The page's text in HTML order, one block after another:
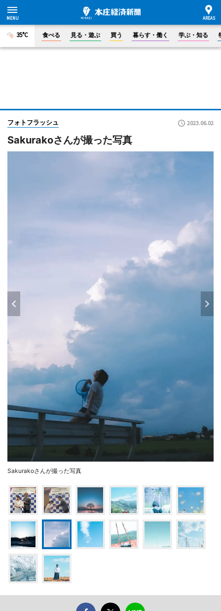
35°C 食べる 見る・遊ぶ 買う 暮らす・働く 学ぶ・知る
フォトフラッシュ 2023.06.02
Sakurakoさんが撮った写真
Sakurakoさんが撮った写真